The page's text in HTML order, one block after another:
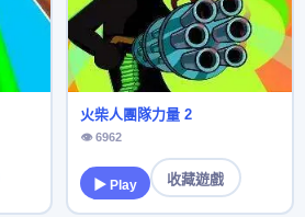
火柴人團隊力量 2
👁 6962
▶ Play 收藏遊戲